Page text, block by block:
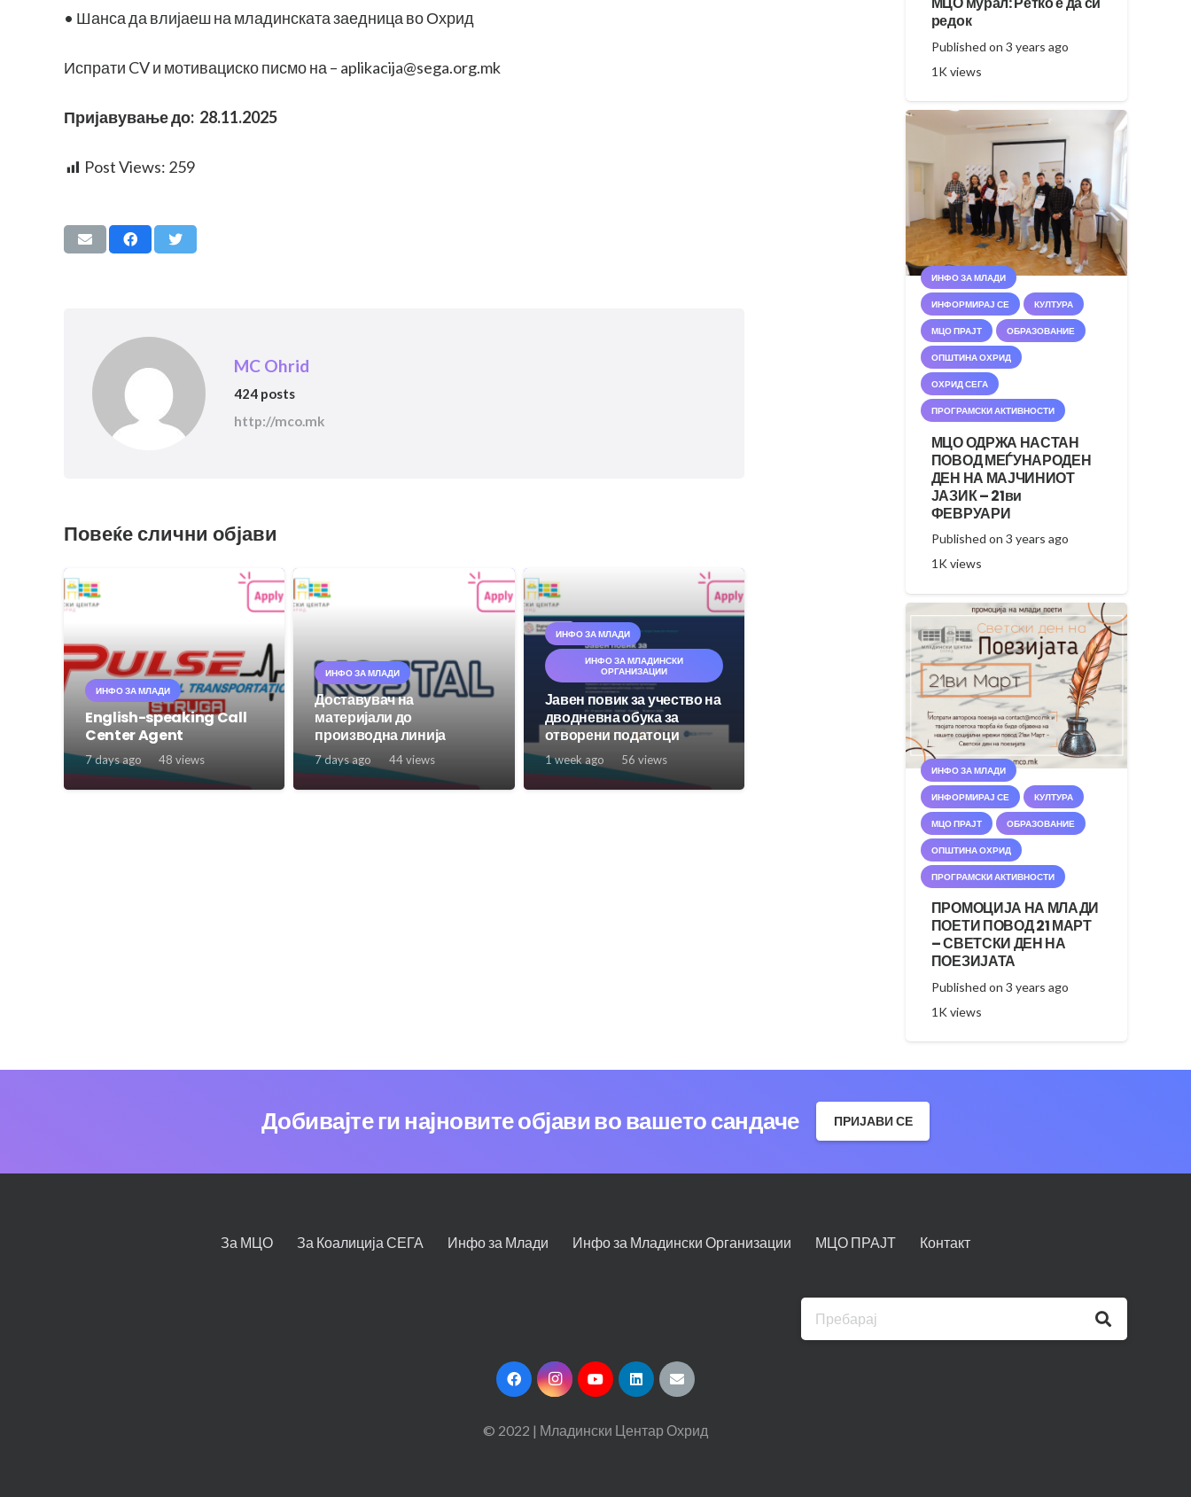
• Шанса да влијаеш на младинската заедница во Охрид
Испрати CV и мотивациско писмо на – aplikacija@sega.org.mk
Пријавување до: 28.11.2025
Post Views: 259
MC Ohrid
424 posts
http://mco.mk
Повеќе слични објави
ИНФО ЗА МЛАДИ
English-speaking Call
Center Agent
7 days ago 48 views
ИНФО ЗА МЛАДИ
Доставувач на
материјали до
производна линија
7 days ago 44views
ИНФО ЗА МЛАДИ
ИНФО ЗА МЛАДИНСКИ
ОРГАНИЗАЦИИ
Јавен повик за учество на
дводневна обука за
отворени податоци
1 week ago 56 views
редок
Published on 3 years ago
1Kviews
ИНФО ЗА МЛАДИ
ИНФОРМИРАЈ СЕ КУЛТУРА
МЦО ПРАЈТ ОБРАЗОВАНИЕ
ОПШТИНА ОХРИД
ОХРИД СЕГА
ПРОГРАМСКИ АКТИВНОСТИ
МЦО ОДРЖА НАСТАН
ПОВОД МЕЃУНАРОДЕН
ДЕН НА МАЈЧИНИОТ
ЈАЗИК – 21ви
ФЕВРУАРИ
Published on 3 years ago
1Kviews
ИНФО ЗА МЛАДИ
ИНФОРМИРАЈ СЕ КУЛТУРА
МЦО ПРАЈТ ОБРАЗОВАНИЕ
ОПШТИНА ОХРИД
ПРОГРАМСКИ АКТИВНОСТИ
ПРОМОЦИЈА НА МЛАДИ
ПОЕТИ ПОВОД 21 МАРТ
– СВЕТСКИ ДЕН НА
ПОЕЗИЈАТА
Published on 3 years ago
1Kviews
Добивајте ги најновите објави во вашето сандаче ПРИЈАВИ СЕ
За МЦО За Коалиција СЕГА Инфо за Млади Инфо за Младински Организации МЦО ПРАЈТ Контакт
© 2022 | Младински Центар Охрид